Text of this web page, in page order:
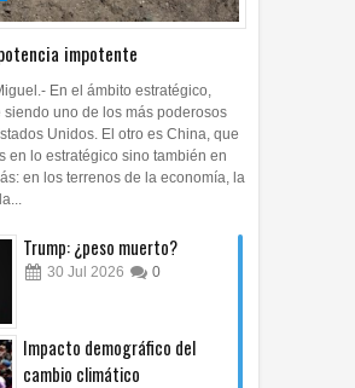
impotente
En el ámbito estratégico,
siendo uno de los más poderosos
Unidos. El otro es China, que
en lo estratégico sino también en
en los terrenos de la economía, la
Trump: ¿peso muerto?
30 Jul 2026 0
Impacto demográfico del
cambio climático